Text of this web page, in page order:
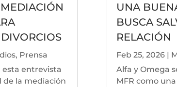
, Prensa
esta entrevista
de la mediación
UNA
BUSCA
RELACIÓN
Feb 25, 2026|
Alfa y Omega
MFR como